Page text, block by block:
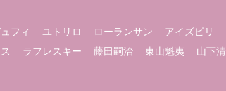
フィ ユトリロ ローランサン アイズピリ
ラフレスキー 藤田嗣治 東山魁夷 山下清